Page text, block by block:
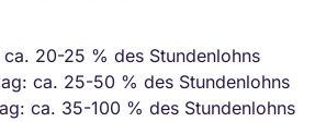
20-25 % des Stundenlohns
ca. 25-50 % des Stundenlohns
ca. 35-100 % des Stundenlohns